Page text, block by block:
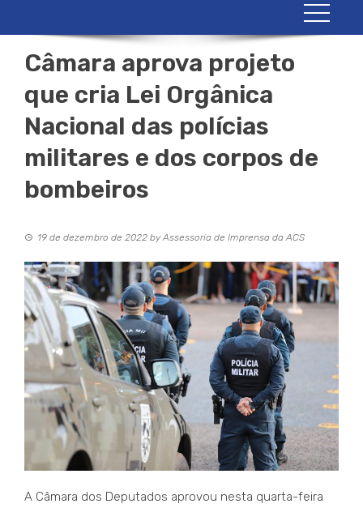
Câmara aprova projeto
que cria Lei Orgânica
Nacional das polícias
militares e dos corpos de
bombeiros
19 de dezembro de 2022 byAssessoria de Imprensa da ACS
A Câmara dos Deputados aprovou nesta quarta-feira